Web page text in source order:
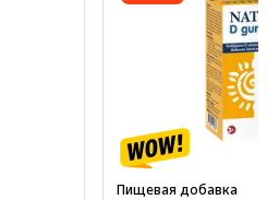
Пищевая добавка